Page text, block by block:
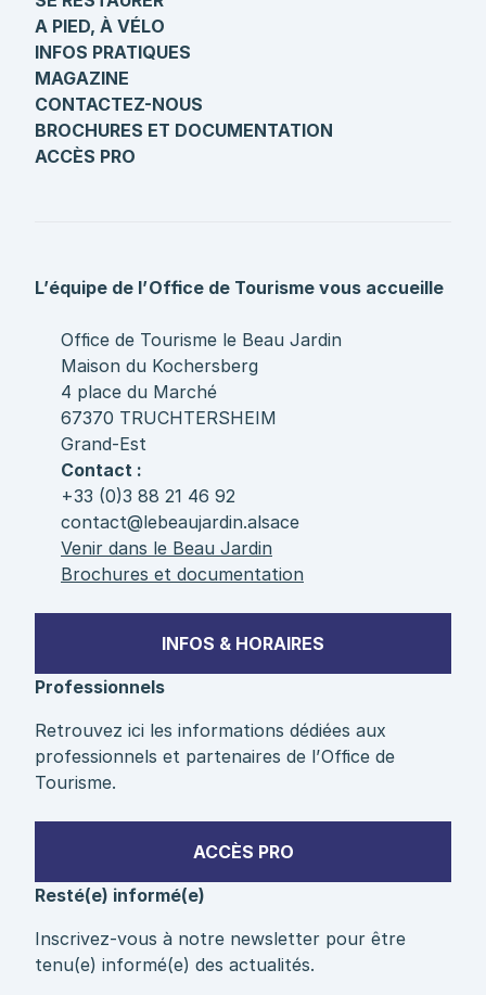
A PIED, À VÉLO
INFOS PRATIQUES
MAGAZINE
CONTACTEZ-NOUS
BROCHURES ET DOCUMENTATION
ACCÈS PRO
L’équipe de l’Office de Tourisme vous accueille
Office de Tourisme le Beau Jardin
Maison du Kochersberg
4 place du Marché
67370 TRUCHTERSHEIM
Grand-Est
Contact :
+33 (0)3 88 21 46 92
contact@lebeaujardin.alsace
Venir dans le Beau Jardin
Brochures et documentation
INFOS & HORAIRES
Professionnels
Retrouvez ici les informations dédiées aux
professionnels et partenaires de l’Office de
Tourisme.
ACCÈS PRO
Resté(e) informé(e)
Inscrivez-vous à notre newsletter pour être
tenu(e) informé(e) des actualités.